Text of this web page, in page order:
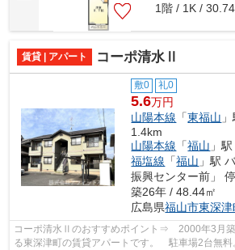
1階 / 1K /
賃貸 | アパート コーポ清水Ⅱ
敷0 礼0
5.6万円
山陽本線 「東福山
1.4km
山陽本線 「福山 」
福塩線 「福山 」駅
振興センター前」
築26年 / 48.44㎡
広島県福山市東深津
コーポ清水Ⅱのおすすめポイント⇒ 2000年3月
る東深津町の賃貸アパートです。 駐車場2台無